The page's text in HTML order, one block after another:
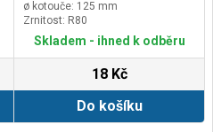
ø kotouče: 125 mm
Zrnitost: R80
Skladem - ihned k odběru
18 Kč
Do košíku